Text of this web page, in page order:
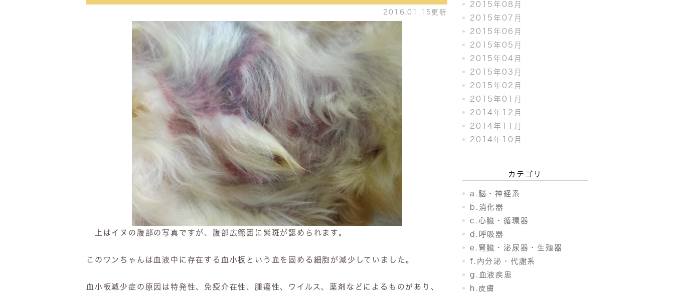
2016.01.15更新
上はイヌの腹部の写真ですが、腹部広範囲に紫斑が認められます。
このワンちゃんは血液中に存在する血小板という血を固める細胞が減少していました。
血小板減少症の原因は特発性、免疫介在性、腫瘍性、ウイルス、薬剤などによるものがあり、
2015年08月
2015年07月
2015年06月
2015年05月
2015年04月
2015年03月
2015年02月
2015年01月
2014年12月
2014年11月
2014年10月
カテゴリ
a.脳・神経系
b.消化器
c.心臓・循環器
d.呼吸器
e.腎臓・泌尿器・生殖器
f.内分泌・代謝系
g.血液疾患
h.皮膚